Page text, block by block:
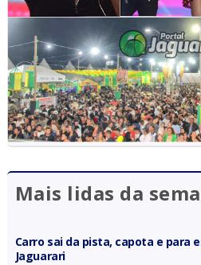
Mais lidas da
Carro sai da pista, capota e para
Jaguarari